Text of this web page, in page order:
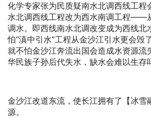
化学专家张为民质疑南水北调西线工程
水北调西线工程改为西水南调工程——
调水。即西线南水北调改变成为西线北
怕“滇中引水”工程从金沙江引水更会毁
就不怕金沙江奔流出国会造成水资源流
华民族子孙后代失水，缺水会难以生存
金沙江改道东流，使长江拥有了【冰雪
源。